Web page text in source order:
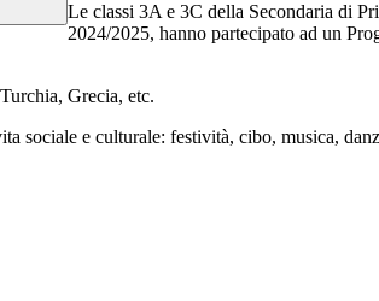
Le classi 3A e 3C della Secondaria di
2024/2025, hanno partecipato ad un
Grecia, etc.
e culturale: festività, cibo, musica,